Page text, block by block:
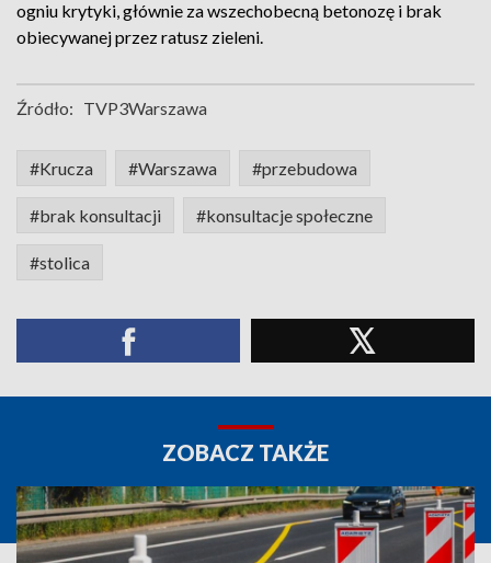
ogniu krytyki, głównie za wszechobecną betonozę i brak
obiecywanej przez ratusz zieleni.
Źródło: TVP3Warszawa
#Krucza #Warszawa #przebudowa
#brak konsultacji #konsultacje społeczne
#stolica
ZOBACZ TAKŻE